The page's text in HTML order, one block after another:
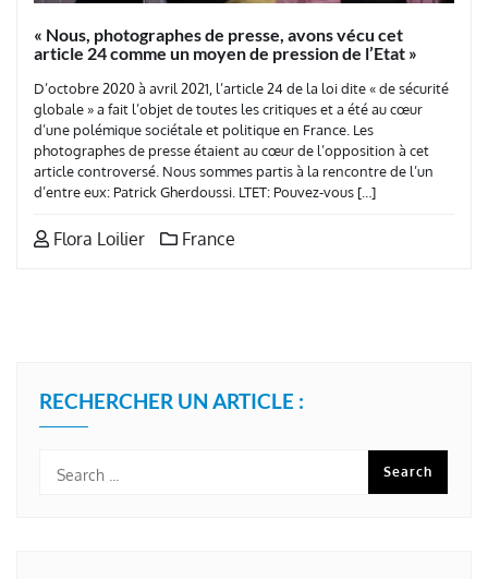
« Nous, photographes de presse, avons vécu cet
article 24 comme un moyen de pression de l’Etat »
D’octobre 2020 à avril 2021, l’article 24 de la loi dite « de sécurité
globale » a fait l’objet de toutes les critiques et a été au cœur
d’une polémique sociétale et politique en France. Les
photographes de presse étaient au cœur de l’opposition à cet
article controversé. Nous sommes partis à la rencontre de l’un
d’entre eux: Patrick Gherdoussi. LTET: Pouvez-vous […]
Flora Loilier France
RECHERCHER UN ARTICLE :